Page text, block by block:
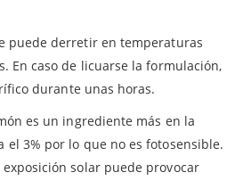
puede derretir en temperaturas
En caso de licuarse la formulación,
durante unas horas.
es un ingrediente más en la
el 3% por lo que no es fotosensible.
solar puede provocar